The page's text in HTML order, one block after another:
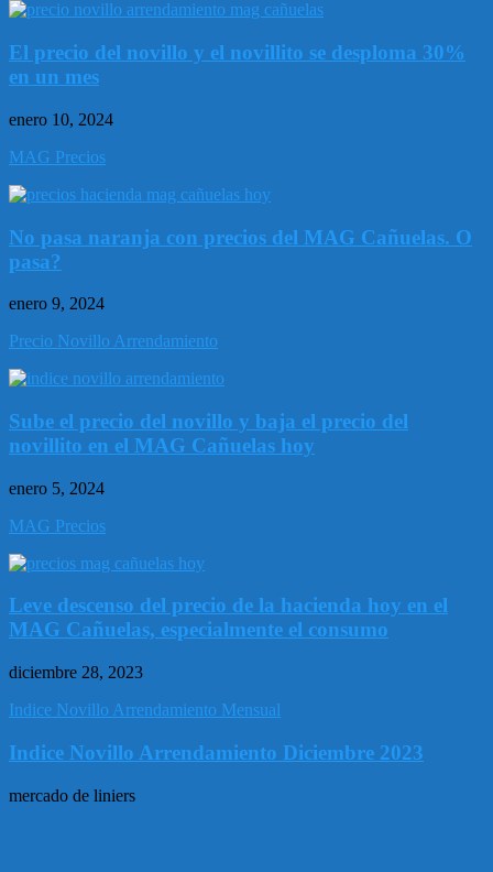
El precio del novillo y el novillito se desploma 30%
en un mes
enero 10, 2024
MAG Precios
No pasa naranja con precios del MAG Cañuelas. O
pasa?
enero 9, 2024
Precio Novillo Arrendamiento
Sube el precio del novillo y baja el precio del
novillito en el MAG Cañuelas hoy
enero 5, 2024
MAG Precios
Leve descenso del precio de la hacienda hoy en el
MAG Cañuelas, especialmente el consumo
diciembre 28, 2023
Indice Novillo Arrendamiento Mensual
Indice Novillo Arrendamiento Diciembre 2023
mercado de liniers